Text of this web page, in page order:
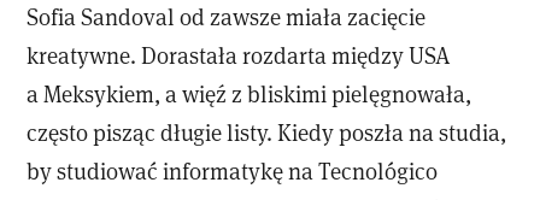
Sofia Sandoval od zawsze miała zacięcie
kreatywne. Dorastała rozdarta między USA
a Meksykiem, a więź z bliskimi pielęgnowała,
często pisząc długie listy. Kiedy poszła na studia,
by studiować informatykę na Tecnológico